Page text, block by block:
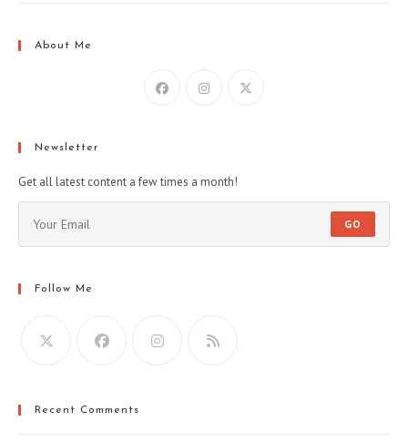
About Me
Newsletter
Get all latest content a few times a month!
GO
Follow Me
Recent Comments